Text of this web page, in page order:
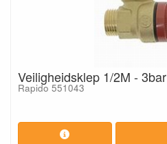
Veiligheidsklep 1/2M - 3bar
Rapido 551043